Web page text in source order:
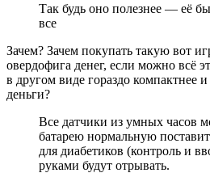
Так будь оно полезнее — её
все
Зачем? Зачем покупать такую вот
овердофига денег, если можно всё
в другом виде гораздо компактнее
деньги?
Все датчики из умных часов
батарею нормальную
для диабетиков (контроль и
руками будут отрывать.